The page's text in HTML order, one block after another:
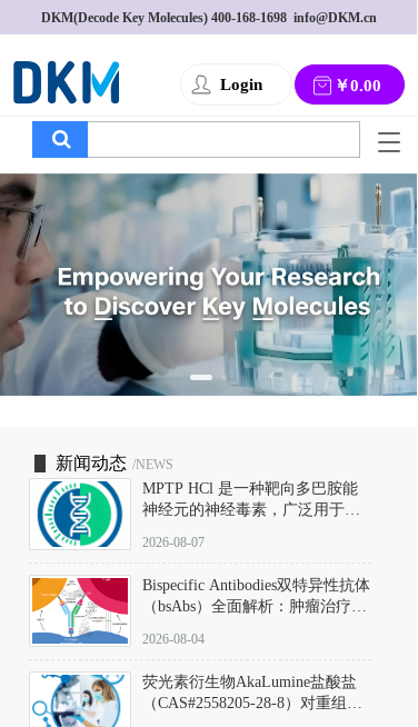
DKM(Decode Key Molecules) 400-168-1698
  info@DKM.cn
Login ￥0.00
T
g
l
e
n
a
v
i
g
a
新闻动态 /NEWS
MPTP HCl 是一种靶向多巴胺能
神经元的神经毒素，广泛用于构
以盐酸盐形式存在，可触发线粒
体介导的神经元凋亡。其经典应
用即为选择性损毁中脑黑质致密
部多巴胺能神经元，从而可靠模
拟帕金森病的核心病理与行为表
2026-08-07
Bispecific Antibodies双特异性抗体
（bsAbs）全面解析：肿瘤治疗的
2026-08-04
荧光素衍生物AkaLumine盐酸盐
（CAS#2558205-28-8）对重组萤